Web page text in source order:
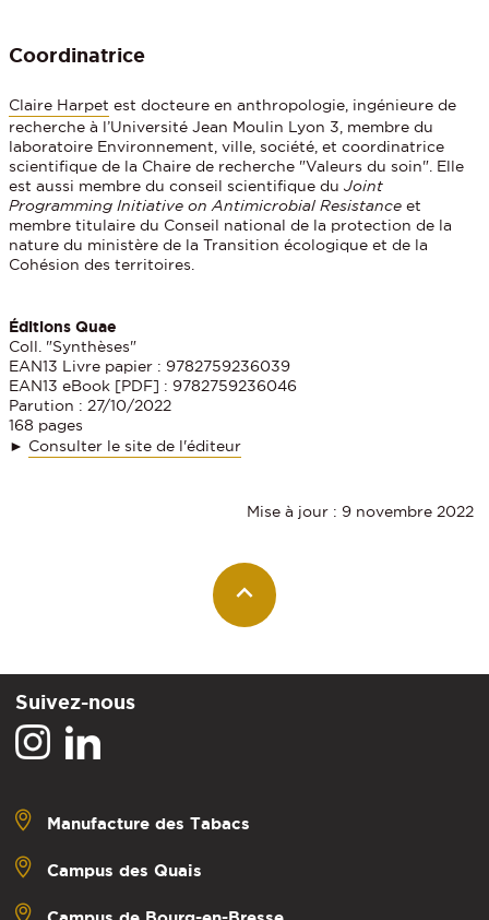
Coordinatrice
Claire Harpet est docteure en anthropologie, ingénieure de
recherche à l’Université Jean Moulin Lyon 3, membre du
laboratoire Environnement, ville, société, et coordinatrice
scientifique de la Chaire de recherche "Valeurs du soin". Elle
est aussi membre du conseil scientifique duJoint
Programming Initiative on Antimicrobial Resistance et
membre titulaire du Conseil national de la protection de la
nature du ministère de la Transition écologique et de la
Cohésion des territoires.
Éditions Quae
Coll. "Synthèses"
EAN13 Livre papier : 9782759236039
EAN13 eBook [PDF] : 9782759236046
Parution : 27/10/2022
168 pages
► Consulter le site de l'éditeur
Mise à jour : 9 novembre 2022
Suivez-nous
Manufacture des Tabacs
Campus des Quais